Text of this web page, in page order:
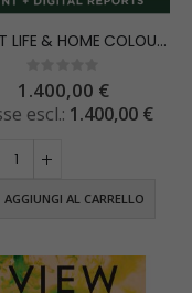
SCOUT LIFE & HOME COLOUR + CONCEPT AW 2025/26
0%
1.400,00 €
1.400,00 €
AGGIUNGI AL CARRELLO